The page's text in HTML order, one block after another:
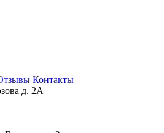
Контакты
д. 2А